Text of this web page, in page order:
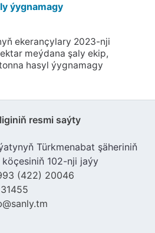
ýygnamagy
ekerançylary 2023-nji
meýdana şaly ekip,
hasyl ýygnamagy
resmi saýty
Türkmenabat şäheriniň
102-nji jaýy
(422) 20046